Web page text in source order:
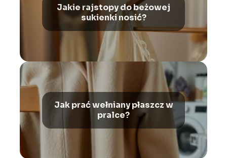
Jakie rajstopy do beżowej
sukienki nosić?
Jak prać wełniany płaszcz w
pralce?